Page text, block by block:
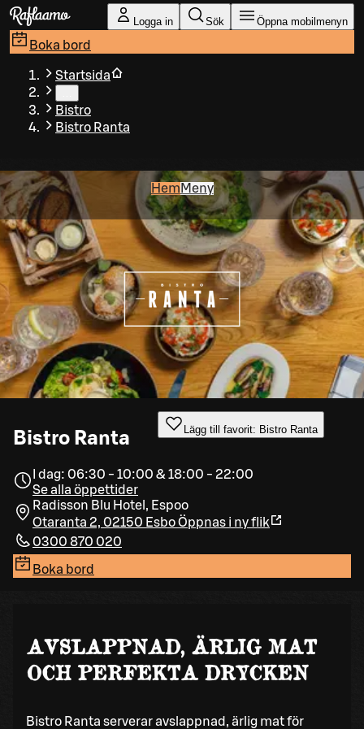
Gå till huvudinnehållet
Logga in Sök Öppna mobilmenyn
Boka bord
Startsida
Bistro
Bistro Ranta
Hem Meny
Bistro Ranta Lägg till favorit: Bistro Ranta
I dag: 06:30 - 10:00 & 18:00 - 22:00
Se alla öppettider
Radisson Blu Hotel, Espoo
Otaranta 2, 02150 EsboÖppnas i ny flik
0300 870 020
Boka bord
AVSLAPPNAD, ÄRLIG MAT
OCH PERFEKTA DRYCKEN
Bistro Ranta serverar avslappnad, ärlig mat för